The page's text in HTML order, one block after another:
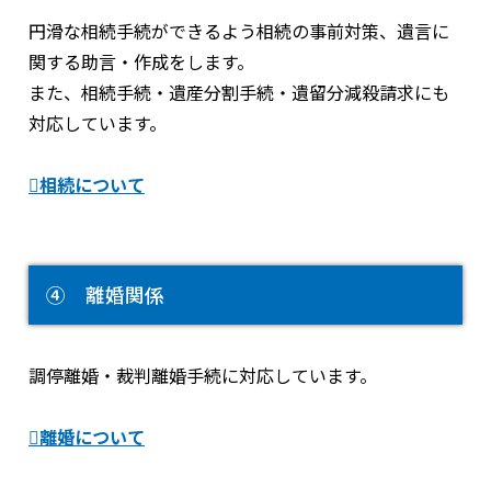
円滑な相続手続ができるよう相続の事前対策、遺言に
関する助言・作成をします。
また、相続手続・遺産分割手続・遺留分減殺請求にも
対応しています。
相続について
④ 離婚関係
調停離婚・裁判離婚手続に対応しています。
離婚について